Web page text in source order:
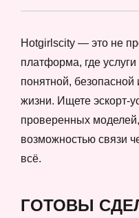
Hotgirlscity — это не
платформа, где
понятной,
жизни. Ищете эскорт-
проверенных
возможностью связи
всё.
ГОТОВЫ